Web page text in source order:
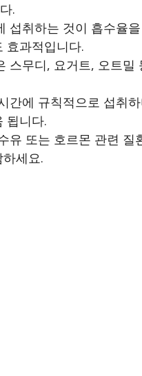
.
섭취하는 것이 흡수율
효과적입니다.
스무디, 요거트, 오트
간에 규칙적으로 섭취
됩니다.
유 또는 호르몬 관련
세요.